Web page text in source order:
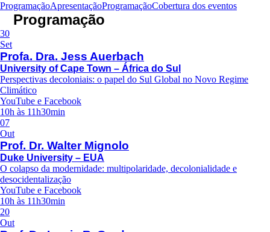
ProgramaçãoApresentaçãoProgramaçãoCobertura dos eventos
Programação
30
Set
Profa. Dra. Jess Auerbach
University of Cape Town – África do Sul
Perspectivas decoloniais: o papel do Sul Global no Novo Regime
Climático
YouTube e Facebook
10h às 11h30min
07
Out
Prof. Dr. Walter Mignolo
Duke University – EUA
O colapso da modernidade: multipolaridade, decolonialidade e
desocidentalização
YouTube e Facebook
10h às 11h30min
20
Out